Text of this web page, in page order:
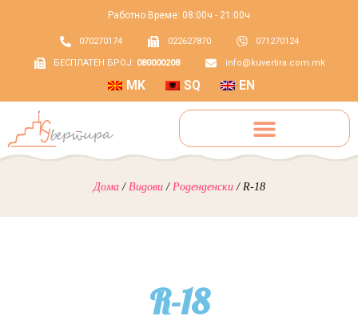
Работно Време: 08:00ч - 21:00ч
070270174 022627870 071270124
БЕСПЛАТЕН БРОЈ: 080000208 info@kuvertira.com.mk
MK SQ EN
Дома/ Видови/ Роденденски/ R-18
R-18